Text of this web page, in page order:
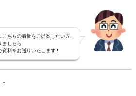
こちらの看板をご提案したい方、
ましたら
資料をお送りいたします!!
↓